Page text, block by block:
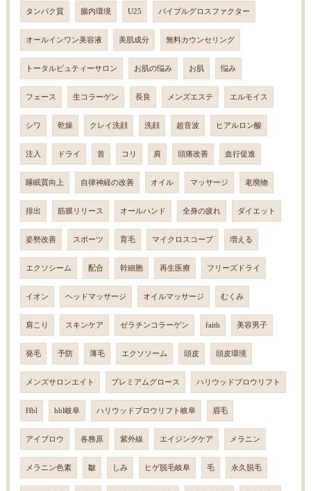
タンパク質 腸内環境 U25 バイブルグロスファクター
オールインワン美容液 美肌成分 無料カウンセリング
トータルビュティーサロン お肌の悩み お肌 悩み
フェース 生コラーゲン 長良 メンズエステ エルモイス
シワ 乾燥 クレイ洗顔 洗顔 超音波 ヒアルロン酸
注入 ドライ 首 コリ 肩 頭痛改善 血行促進
睡眠質向上 自律神経の改善 オイル マッサージ 老廃物
排出 筋膜リリース オールハンド 全身の疲れ ダイエット
姿勢改善 スポーツ 育毛 マイクロスコープ 増える
エクソシーム 配合 幹細胞 再生医療 フリーズドライ
イオン ヘッドマッサージ オイルマッサージ むくみ
肩こり スキンケア ゼラチンコラーゲン faith 美容男子
発毛 予防 薄毛 エクソソーム 頭皮 頭皮環境
メンズサロンエイト プレミアムグロース ハリウッドブロウリフト
Hbl hbl岐阜 ハリウッドブロウリフト岐阜 眉毛
アイブロウ 各務原 紫外線 エイジングケア メラニン
メラニン色素 皺 しみ ヒゲ脱毛岐阜 毛 永久脱毛